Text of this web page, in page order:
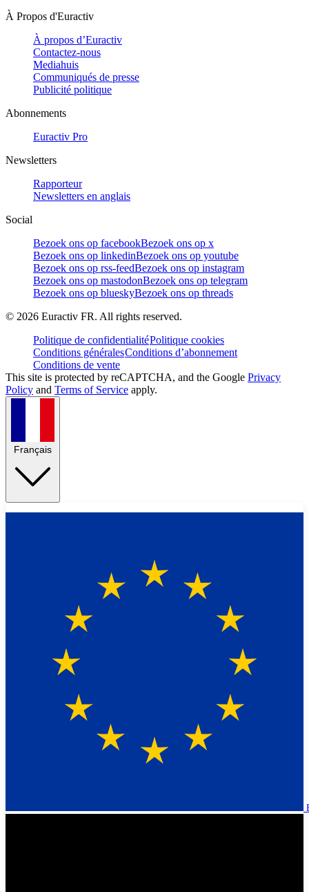
À Propos d'Euractiv
À propos d’Euractiv
Contactez-nous
Mediahuis
Communiqués de presse
Publicité politique
Abonnements
Euractiv Pro
Newsletters
Rapporteur
Newsletters en anglais
Social
Bezoek ons op facebookBezoek ons op x
Bezoek ons op linkedinBezoek ons op youtube
Bezoek ons op rss-feedBezoek ons op instagram
Bezoek ons op mastodonBezoek ons op telegram
Bezoek ons op blueskyBezoek ons op threads
© 2026 Euractiv FR. All rights reserved.
Politique de confidentialitéPolitique cookies
Conditions généralesConditions d’abonnement
Conditions de vente
This site is protected by reCAPTCHA, and the Google Privacy
Policy and Terms of Service apply.
Français